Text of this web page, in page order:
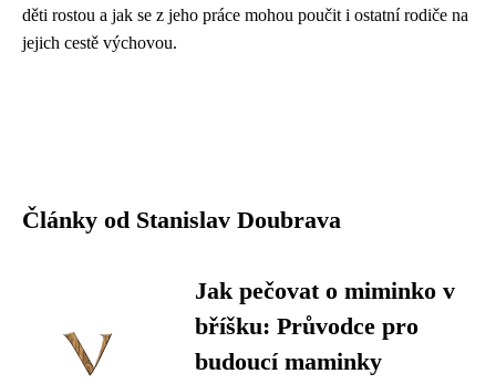
děti rostou a jak se z jeho práce mohou poučit i ostatní rodiče na
jejich cestě výchovou.
Články od Stanislav Doubrava
Jak pečovat o miminko v
bříšku: Průvodce pro
budoucí maminky